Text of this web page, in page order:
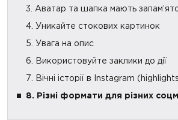
3. Аватар та шапка мають
4. Уникайте стокових картинок
5. Увага на опис
6. Використовуйте заклики до дії
7. Вічні історії в Instagram
8. Різні формати для різних